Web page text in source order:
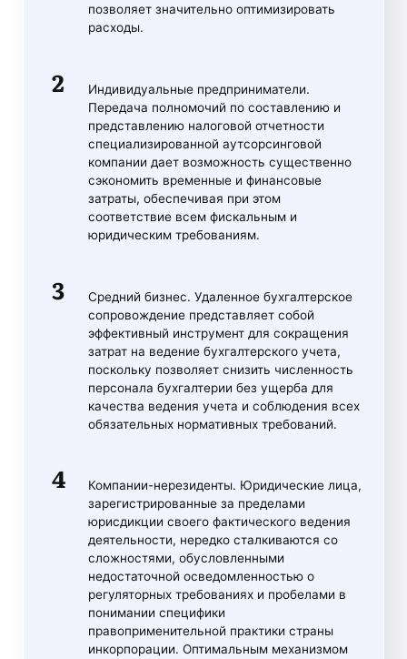
позволяет значительно оптимизировать
расходы.
Индивидуальные предприниматели.
Передача полномочий по составлению и
представлению налоговой отчетности
специализированной аутсорсинговой
компании дает возможность существенно
сэкономить временные и финансовые
затраты, обеспечивая при этом
соответствие всем фискальным и
юридическим требованиям.
Средний бизнес. Удаленное бухгалтерское
сопровождение представляет собой
эффективный инструмент для сокращения
затрат на ведение бухгалтерского учета,
поскольку позволяет снизить численность
персонала бухгалтерии без ущерба для
качества ведения учета и соблюдения всех
обязательных нормативных требований.
Компании-нерезиденты. Юридические лица,
зарегистрированные за пределами
юрисдикции своего фактического ведения
деятельности, нередко сталкиваются со
сложностями, обусловленными
недостаточной осведомленностью о
регуляторных требованиях и пробелами в
понимании специфики
правоприменительной практики страны
инкорпорации. Оптимальным механизмом